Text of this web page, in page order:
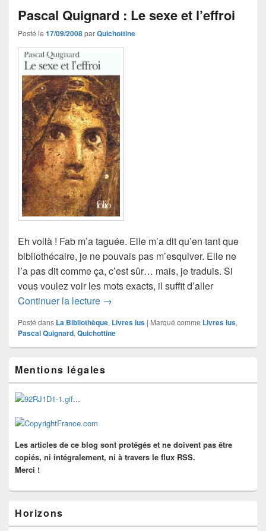
Pascal Quignard : Le sexe et l’effroi
Posté le 17/09/2008parQuichottine
Eh voilà ! Fab m’a taguée. Elle m’a dit qu’en tant que
bibliothécaire, je ne pouvais pas m’esquiver. Elle ne
l’a pas dit comme ça, c’est sûr… mais, je traduis. Si
vous voulez voir les mots exacts, il suffit d’aller
Continuer la lecture Pascal Quignard : Le sexe et l’effroi
→
Posté dans La Bibliothèque, Livres lus | Marqué comme Livres lus,
Pascal Quignard, Quichottine
principale
de
widget
pour
barre
Mentions légales
...
Les articles de ce blog sont protégés et ne doivent pas être
copiés, ni intégralement, ni à travers le flux RSS.
Merci !
Horizons